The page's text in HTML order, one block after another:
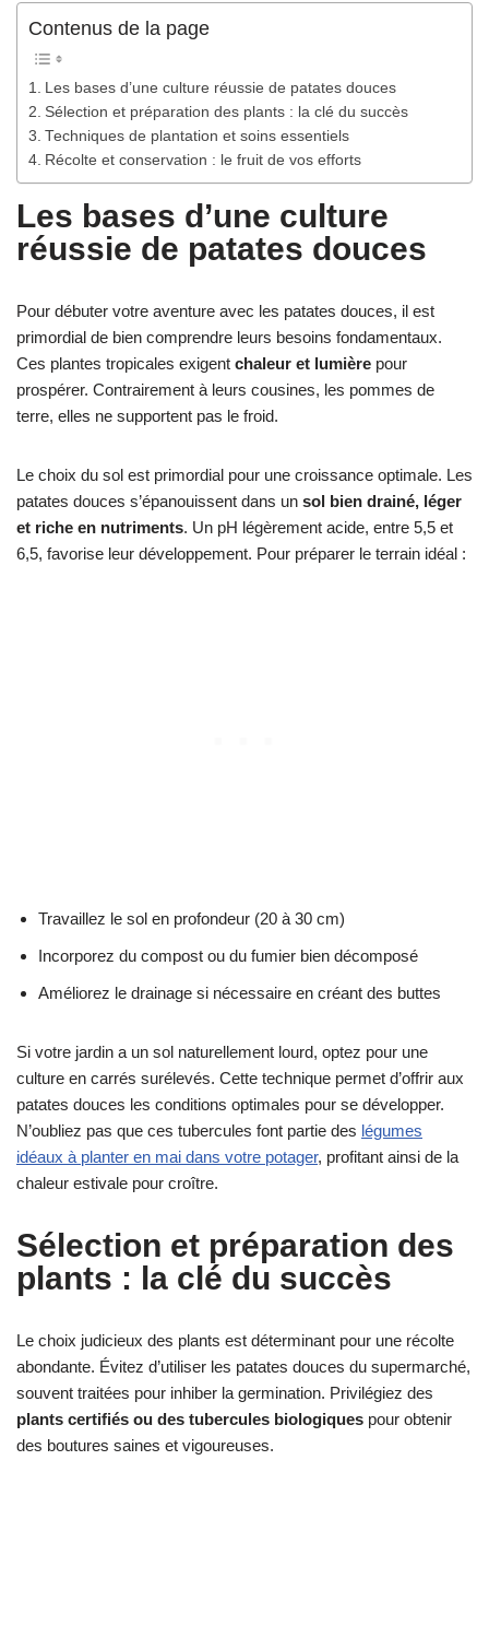
Contenus de la page
Les bases d’une culture réussie de patates douces
Sélection et préparation des plants : la clé du succès
Techniques de plantation et soins essentiels
Récolte et conservation : le fruit de vos efforts
Les bases d’une culture
réussie de patates douces
Pour débuter votre aventure avec les patates douces, il est
primordial de bien comprendre leurs besoins fondamentaux.
Ces plantes tropicales exigent chaleur et lumière pour
prospérer. Contrairement à leurs cousines, les pommes de
terre, elles ne supportent pas le froid.
Le choix du sol est primordial pour une croissance optimale. Les
patates douces s’épanouissent dans un sol bien drainé, léger
et riche en nutriments. Un pH légèrement acide, entre 5,5 et
6,5, favorise leur développement. Pour préparer le terrain idéal :
Travaillez le sol en profondeur (20 à 30 cm)
Incorporez du compost ou du fumier bien décomposé
Améliorez le drainage si nécessaire en créant des buttes
Si votre jardin a un sol naturellement lourd, optez pour une
culture en carrés surélevés. Cette technique permet d’offrir aux
patates douces les conditions optimales pour se développer.
N’oubliez pas que ces tubercules font partie des légumes
idéaux à planter en mai dans votre potager, profitant ainsi de la
chaleur estivale pour croître.
Sélection et préparation des
plants : la clé du succès
Le choix judicieux des plants est déterminant pour une récolte
abondante. Évitez d’utiliser les patates douces du supermarché,
souvent traitées pour inhiber la germination. Privilégiez des
plants certifiés ou des tubercules biologiques pour obtenir
des boutures saines et vigoureuses.